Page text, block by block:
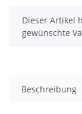
x
Dieser Artikel
gewünschte
Beschreibung